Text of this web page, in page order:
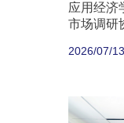
应用经济
市场调研
2026/07/13